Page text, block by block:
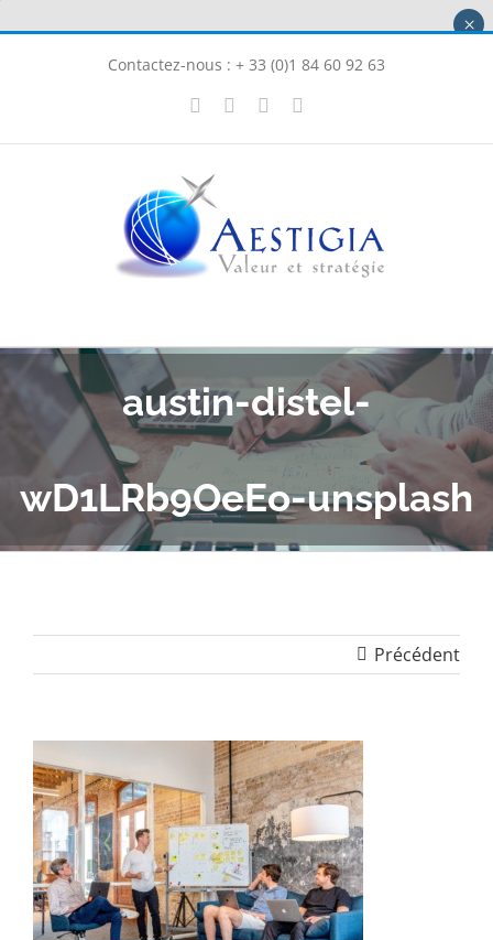
Contactez-nous : + 33 (0)1 84 60 92 63
LinkedInInstagram
austin-distel-
wD1LRb9OeEo-unsplash
Précédent
×